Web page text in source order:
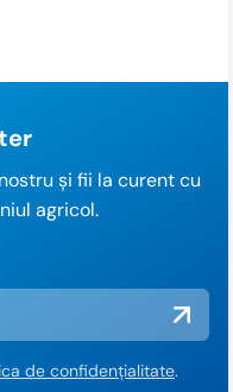
și fii la curent cu
agricol.
de confidențialitate.